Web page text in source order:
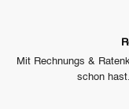
Mit Rechnungs &
schon